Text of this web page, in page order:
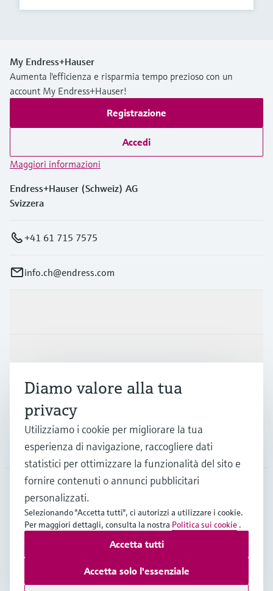
My Endress+Hauser
Aumenta l'efficienza e risparmia tempo prezioso con un
account My Endress+Hauser!
Registrazione
Accedi
Maggiori informazioni
Endress+Hauser (Schweiz) AG
Svizzera
+41 61 715 7575
info.ch@endress.com
La società
CHE•Italiano
Copyright © Endress+Hauser Group Services AG
Privacy Policy
Diamo valore alla tua
privacy
Utilizziamo i cookie per migliorare la tua
esperienza di navigazione, raccogliere dati
statistici per ottimizzare la funzionalità del sito e
fornire contenuti o annunci pubblicitari
personalizzati.
Selezionando "Accetta tutti", ci autorizzi a utilizzare i cookie.
Per maggiori dettagli, consulta la nostra Politica sui cookie .
Accetta solo l'essenziale
Accetta tutti